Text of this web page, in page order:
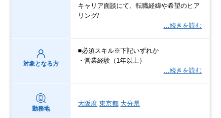
キャリア面談にて、転職経緯や希望のヒア
リング/
…続きを読む
対象となる方
■必須スキル※下記いずれか
・営業経験（1年以上）
…続きを読む
勤務地
大阪府 東京都 大分県